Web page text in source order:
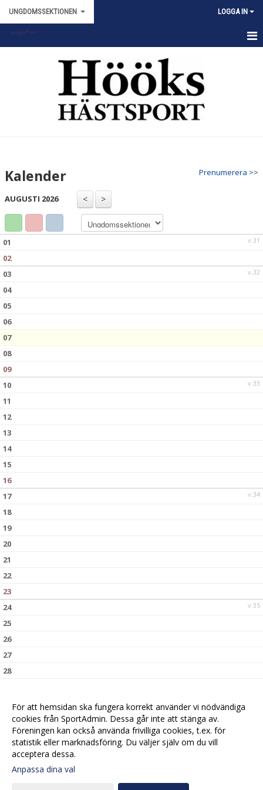
UNGDOMSSEKTIONEN LOGGA IN
Prenumerera >>
Kalender
AUGUSTI 2026
v.31
01
02
v.32
03
04
05
06
07
08
09
v.33
10
11
12
13
14
15
16
v.34
17
18
19
20
21
22
23
v.35
24
25
26
27
28
För att hemsidan ska fungera korrekt använder vi nödvändiga
cookies från SportAdmin. Dessa går inte att stänga av.
Föreningen kan också använda frivilliga cookies, t.ex. för
statistik eller marknadsföring. Du väljer själv om du vill
acceptera dessa.
Anpassa dina val